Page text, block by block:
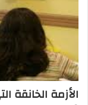
الأزمة الخانقة